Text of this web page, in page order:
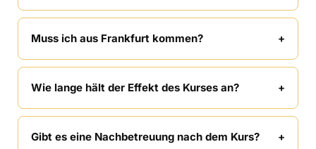
Muss ich aus Frankfurt kommen?
Wie lange hält der Effekt des Kurses an?
Gibt es eine Nachbetreuung nach dem Kurs?